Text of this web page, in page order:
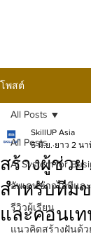
โพสต์
All Posts
AI System for
อัพเดทข่าวไอทีแล
รีวิวผู้เรียน
แนวคิดสร้างฝันด้ว
All Posts
สร้างผู้ช่วย
สำหรับทีม
และคอนเ
SkillUP Asia
5 มิ.ย. ยาว 2 นา